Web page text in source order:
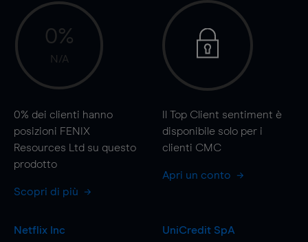
0%
N/A
0% dei clienti hanno
posizioni FENIX
Resources Ltd su questo
prodotto
Scopri di più
Il Top Client sentiment è
disponibile solo per i
clienti CMC
Apri un conto
Netflix Inc
UniCredit SpA